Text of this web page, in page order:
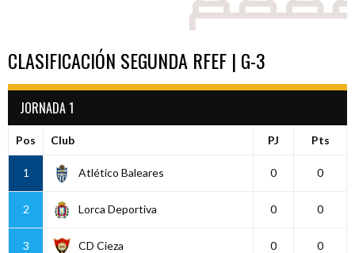
CLASIFICACIÓN SEGUNDA RFEF | G-3
JORNADA 1
Pos Club PJ Pts
1 Atlético Baleares 0 0
2 Lorca Deportiva 0 0
3 CD Cieza 0 0